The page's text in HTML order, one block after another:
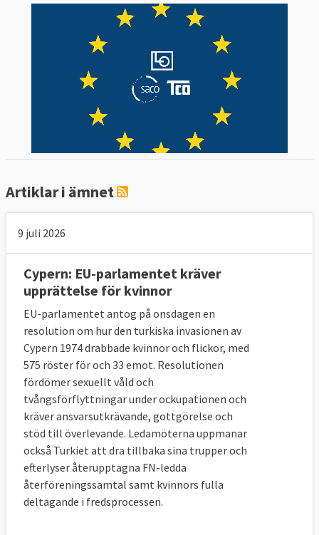
Artiklar i ämnet
9 juli 2026
Cypern: EU-parlamentet kräver
upprättelse för kvinnor
EU-parlamentet antog på onsdagen en
resolution om hur den turkiska invasionen av
Cypern 1974 drabbade kvinnor och flickor, med
575 röster för och 33 emot. Resolutionen
fördömer sexuellt våld och
tvångsförflyttningar under ockupationen och
kräver ansvarsutkrävande, gottgörelse och
stöd till överlevande. Ledamöterna uppmanar
också Turkiet att dra tillbaka sina trupper och
efterlyser återupptagna FN-ledda
återföreningssamtal samt kvinnors fulla
deltagande i fredsprocessen.